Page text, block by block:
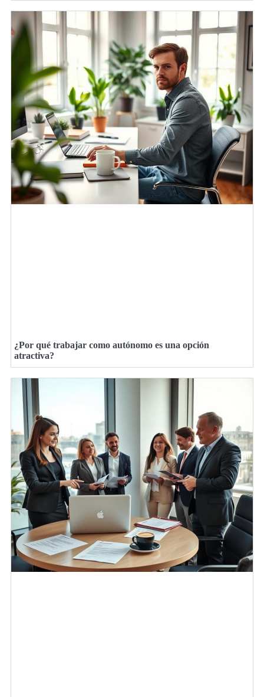
¿Por qué trabajar como autónomo es una opción
atractiva?